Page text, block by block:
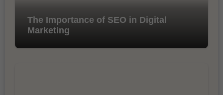
The Importance of SEO in Digital
Marketing